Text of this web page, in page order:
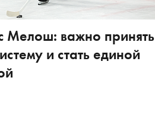
Мелош: важно принять
и стать единой